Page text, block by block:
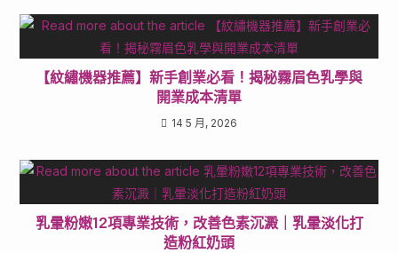
【紋繡機器推薦】新手創業必看！揭秘霧眉色乳學與
開業成本清單
14 5 月, 2026
乳暈粉嫩12項專業技術，改善色素沉澱｜乳暈淡化打
造粉紅奶頭